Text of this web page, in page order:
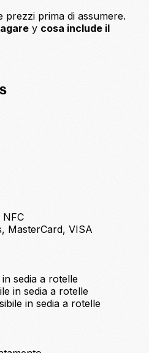
prezzi prima di assumere.
y cosa include il
NFC
MasterCard, VISA
sedia a rotelle
in sedia a rotelle
in sedia a rotelle